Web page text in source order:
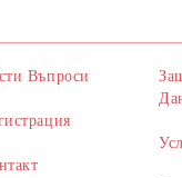
Въпроси